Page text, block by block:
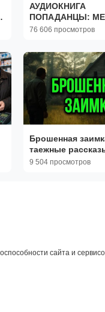
АУДИОКНИГА
ПОПАДАНЦЫ:
СИРОТЫ
76 606 просмотров
Брошенная
таежные
тайги
9 504 просмотров
сайта и